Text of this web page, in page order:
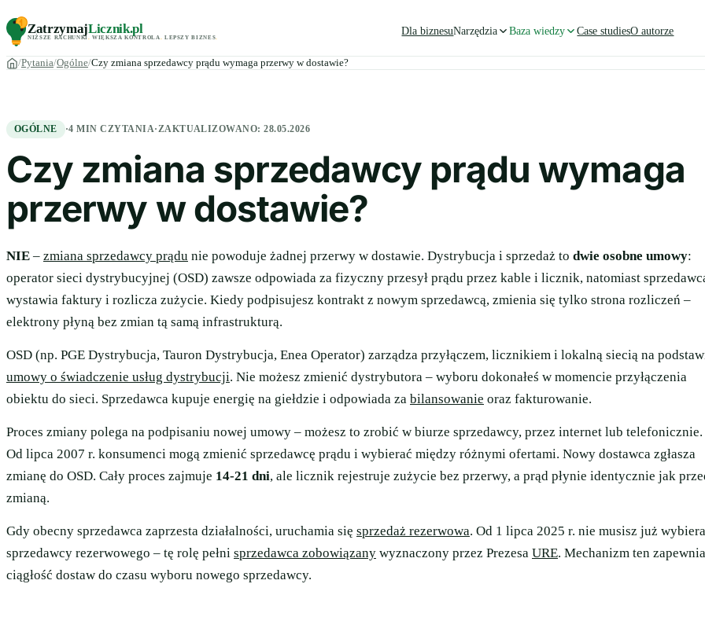
ZatrzymajLicznik.pl
NIŻSZE RACHUNKI WIĘKSZA KONTROLA LEPSZY BIZNES
Dla biznesuNarzędzia Baza wiedzy Case studiesO autorze
Pytania Ogólne Czy zmiana sprzedawcy prądu wymaga przerwy w dostawie?
OGÓLNE ·4 MIN CZYTANIA·ZAKTUALIZOWANO:28.05.2026
Czy zmiana sprzedawcy prądu wymaga
przerwy w dostawie?
NIE – zmiana sprzedawcy prądu nie powoduje żadnej przerwy w dostawie. Dystrybucja i sprzedaż to dwie osobne umowy:
operator sieci dystrybucyjnej (OSD) zawsze odpowiada za fizyczny przesył prądu przez kable i licznik, natomiast
wystawia faktury i rozlicza zużycie. Kiedy podpisujesz kontrakt z nowym sprzedawcą, zmienia się tylko strona rozliczeń –
elektrony płyną bez zmian tą samą infrastrukturą.
OSD (np. PGE Dystrybucja, Tauron Dystrybucja, Enea Operator) zarządza przyłączem, licznikiem i lokalną siecią na
umowy o świadczenie usług dystrybucji. Nie możesz zmienić dystrybutora – wyboru dokonałeś w momencie przyłączenia
obiektu do sieci. Sprzedawca kupuje energię na giełdzie i odpowiada za bilansowanie oraz fakturowanie.
Proces zmiany polega na podpisaniu nowej umowy – możesz to zrobić w biurze sprzedawcy, przez internet lub telefonicznie.
Od lipca 2007 r. konsumenci mogą zmienić sprzedawcę prądu i wybierać między różnymi ofertami. Nowy dostawca zgłasza
zmianę do OSD. Cały proces zajmuje 14-21 dni, ale licznik rejestruje zużycie bez przerwy, a prąd płynie identycznie jak
zmianą.
Gdy obecny sprzedawca zaprzesta działalności, uruchamia się sprzedaż rezerwowa. Od 1 lipca 2025 r. nie musisz już
sprzedawcy rezerwowego – tę rolę pełni sprzedawca zobowiązany wyznaczony przez Prezesa URE. Mechanizm ten zapewnia
ciągłość dostaw do czasu wyboru nowego sprzedawcy.